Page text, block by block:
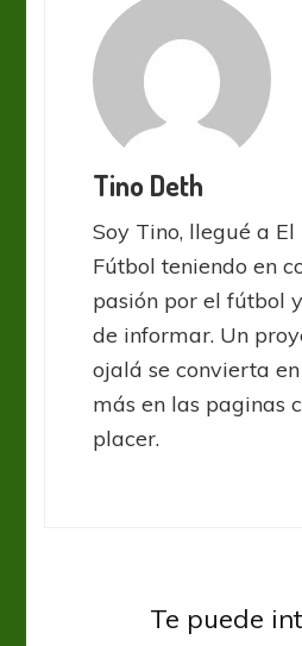
Tino Deth
Soy Tino, llegué a El
Fútbol teniendo en
pasión por el fútbol
de informar. Un
ojalá se convierta
más en las paginas
placer.
Te puede
Independiente Liga